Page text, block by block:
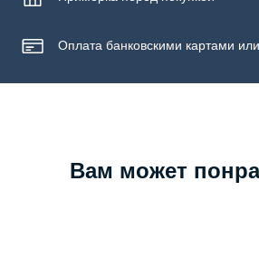
Оплата банковскими картами
Вам может